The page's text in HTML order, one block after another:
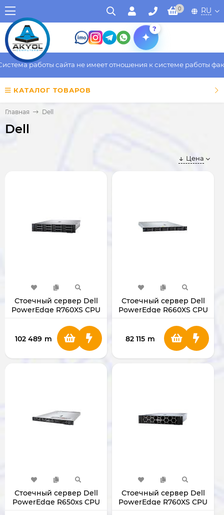
0 RU
?
работы сайта не имеет отношения к системе работы
КАТАЛОГ ТОВАРОВ
Главная Dell
Dell
Цена
Стоечный сервер Dell
PowerEdge R760XS CPU
Rack Server
102 489 m
Стоечный сервер Dell
PowerEdge R660XS CPU
Rack Server
82 115 m
Стоечный сервер Dell
PowerEdge R650xs CPU
Стоечный сервер Dell
PowerEdge R760XS CPU